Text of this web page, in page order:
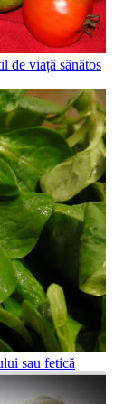
de viață sănătos
sau fetică